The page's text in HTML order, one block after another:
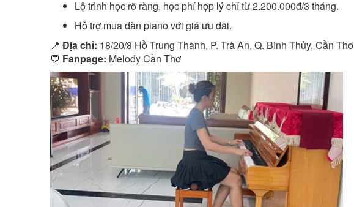
Lộ trình học rõ ràng, học phí hợp lý chỉ từ 2.200.000đ/3 tháng.
Hỗ trợ mua đàn piano với giá ưu đãi.
📍Địa chỉ: 18/20/8 Hồ Trung Thành, P. Trà An, Q. Bình Thủy, Cần Thơ
💬 Fanpage: Melody Cần Thơ